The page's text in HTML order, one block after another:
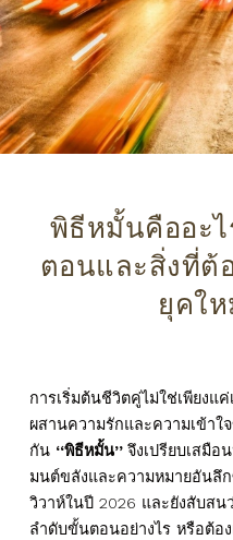
พิธีหมั้นคืออะไ
ตอนและสิ่งที่ต้
ยุคใ
การเริ่มต้นชีวิตคู่ไม่ใช่เพียงแ
ผสานความรักและความเข้าใ
กัน “พิธีหมั้น” จึงเปรียบเสมือ
มนต์ขลังและความหมายอันลึ
วิวาห์ในปี 2026 และยังสับสน
ลำดับขั้นตอนอย่างไร หรือต้อง